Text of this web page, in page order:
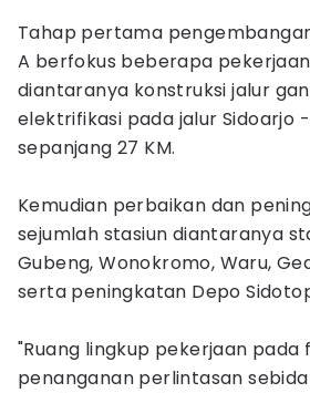
Tahap pertama pengembangan
A berfokus beberapa
diantaranya konstruksi jalur
elektrifikasi pada jalur Sidoarjo
sepanjang 27 KM.
Kemudian perbaikan dan
sejumlah stasiun diantaranya
Gubeng, Wonokromo, Waru,
serta peningkatan Depo
"Ruang lingkup pekerjaan pada
penanganan perlintasan